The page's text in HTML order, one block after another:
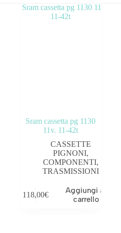
OUTLET
Sram cassetta pg 1130
11v. 11-42t
CASSETTE
PIGNONI,
COMPONENTI,
TRASMISSIONI
118,00€
Aggiungi al
carrello